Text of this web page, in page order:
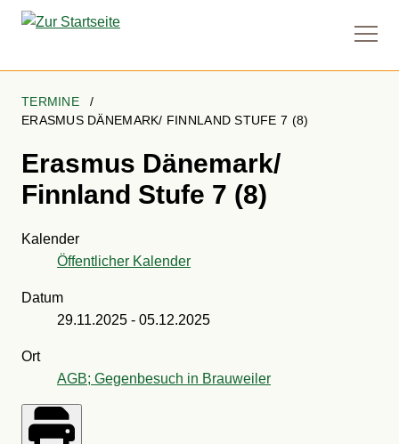
TERMINE
ERASMUS DÄNEMARK/ FINNLAND STUFE 7 (8)
Erasmus Dänemark/
Finnland Stufe 7 (8)
Kalender
Öffentlicher Kalender
Datum
29.11.2025 - 05.12.2025
Ort
AGB; Gegenbesuch in Brauweiler